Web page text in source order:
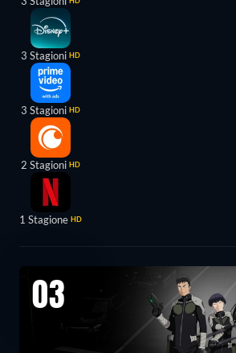
3 Stagioni HD
3 Stagioni HD
2 Stagioni HD
1 Stagione HD
03